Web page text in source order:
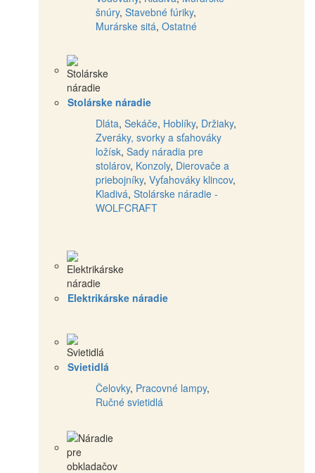
šnúry, Stavebné fúriky,
Murárske sitá, Ostatné
Stolárske náradie
Dláta, Sekáče, Hoblíky, Držiaky,
Zveráky, svorky a sťahováky
ložísk, Sady náradia pre
stolárov, Konzoly, Dierovače a
priebojníky, Vyťahováky klincov,
Kladivá, Stolárske náradie -
WOLFCRAFT
Elektrikárske náradie
Svietidlá
Čelovky, Pracovné lampy,
Ručné svietidlá